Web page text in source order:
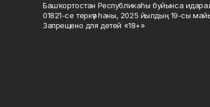
Башҡортостан Республикаһы буйынса
01821-се теркәү һаны, 2025 йылдың 19-сы
Запрещено для детей «18+»